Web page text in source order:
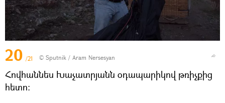
20 /21 © Sputnik / Aram Nersesyan
Հովհաննես Խաչատրյանն օդապարիկով թռիչքից
հետո։